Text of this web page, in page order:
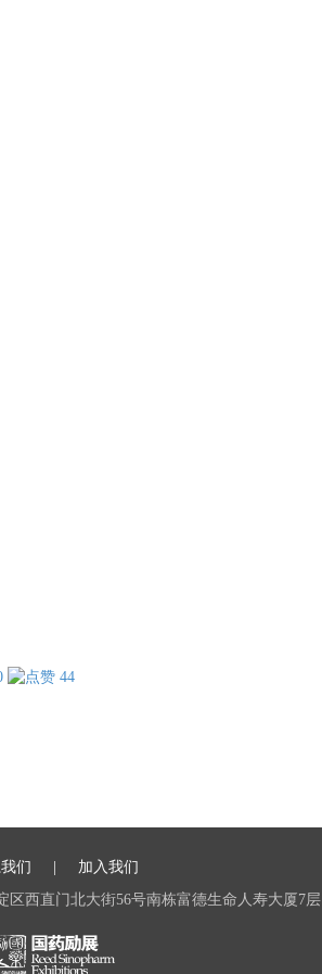
44
们
加入我们
区西直门北大街56号南栋富德生命人寿大厦7层